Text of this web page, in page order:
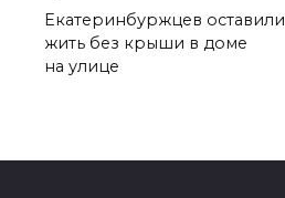
Екатеринбуржцев оставили
жить без крыши в доме
на улице